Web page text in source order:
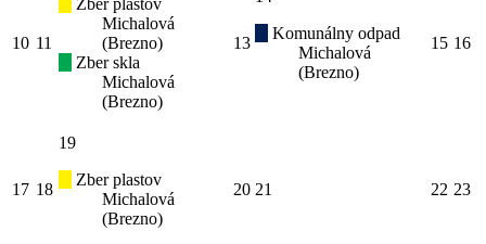
10 11
Zber plastov
Michalová
(Brezno)
Zber skla
Michalová
(Brezno)
13
Komunálny odpad
Michalová
(Brezno)
15 16
17 18
19
Zber plastov
Michalová
(Brezno)
20 21 22 23